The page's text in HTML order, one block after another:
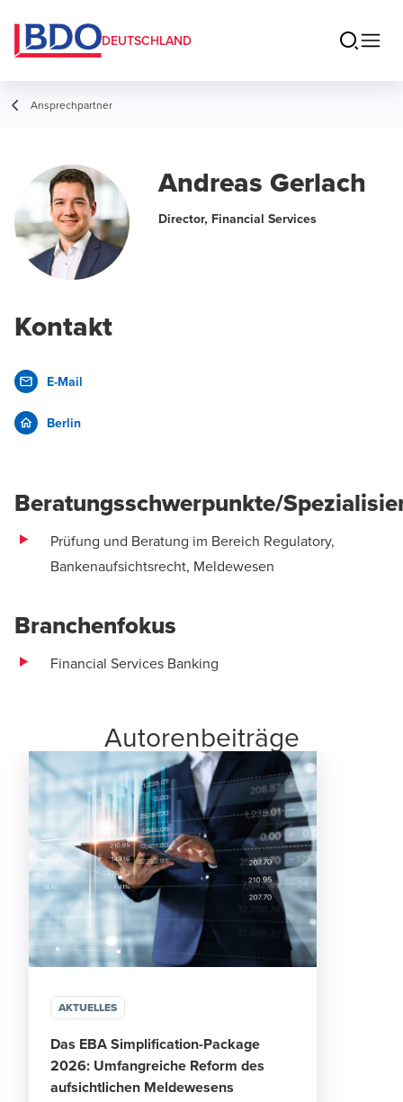
DEUTSCHLAND
Ansprechpartner
Andreas Gerlach
Director, Financial Services
Kontakt
E-Mail
Berlin
Beratungsschwerpunkte/
Prüfung und Beratung im Bereich Regulatory,
Bankenaufsichtsrecht, Meldewesen
Branchenfokus
Financial Services Banking
Autorenbeiträge
AKTUELLES
Das EBA Simplification-Package
2026: Umfangreiche Reform des
aufsichtlichen Meldewesens